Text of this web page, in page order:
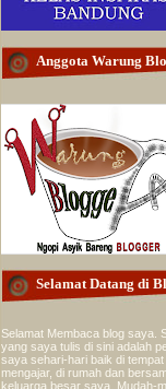
Anggota Warung
Selamat Datang di
Selamat Membaca blog saya.
yang saya tulis di sini adalah
saya sehari-hari baik di tempat
mengajar, di rumah dan
keluarga besar saya. Mudah-